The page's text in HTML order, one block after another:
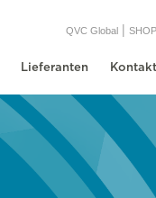
Lieferanten Kontakt
QVC Global |